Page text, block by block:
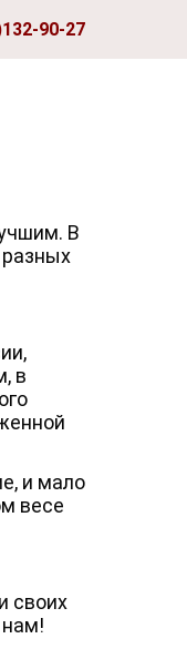
90-27
В
в
и мало
весе
своих